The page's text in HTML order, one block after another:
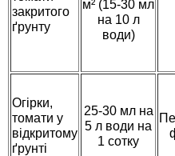
закритого
ґрунту
м² (15-30 мл
на 10 л
води)
Огірки,
томати у
відкритому
ґрунті
25-30 мл на
5 л води на
1 сотку
Семена укропа
Семена шпината
Препараты для септиков,
дачных туалетов,
Хозяйственные товары
Средства защиты растений
Лидеры продаж